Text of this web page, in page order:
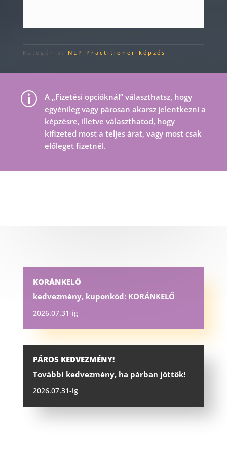
Kategória: NLP Practitioner képzés
p
A „Fizetési opcióknál” választhatsz, hogy
egyénileg vagy párosan akarsz jelentkezni a
képzésre, illetve választhatod, hogy
kifizeted most a teljes árat, vagy most csak
előleget fizetnél.
KORÁNKELŐ
kedvezmény, kuponkód: KORÁNKELŐ
2026.07.31-ig
PÁROS KEDVEZMÉNY!
További kedvezmény, ha párban jöttök!
2026.07.31-ig